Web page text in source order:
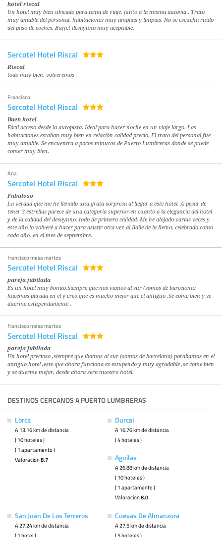
hotel riscal
Un hotel muy bien ubicado para tema de viaje, junto a la misma autovia . Trato
muy amable del personal, habitaciones muy amplias y limpias. No se escucha ruido
del paso de coches. Buffet desayuno muy aceptable.
Sercotel Hotel Riscal
Riscal
todo muy bien. volveremos
Francisco
Sercotel Hotel Riscal
Buen hotel
Fácil acceso desde la autopista. Ideal para hacer noche en un viaje largo. Las
habitaciones estaban muy bien en relación calidad-precio. El trato del personal fue
muy amable. Se encuentra a pocos minutos de Puerto Lumbreras donde se puede
comer muy bien.
Ana
Sercotel Hotel Riscal
Fabuloso
La verdad que me he llevado una grata sorpresa al llegar a este hotel. A pesar de
tener 3 estrellas parece de una categoría superior en cuanto a la elegancia del hotel
y de la calidad del desayuno, todo de primera calidad. Me he alojado varias veces y
este año lo volveré a hacer para asistir otra vez al Baile de la Reina, celebrado como
cada año, en el mes de septiembre.
francisco mesa martos
Sercotel Hotel Riscal
pareja jubilada
Es un hotel muy bonito.Siempre que nos vamos al sur (somos de barcelona)
hacemos parada en el y creo que es mucho mejor que el antiguo .Se come bien y se
duerme estupendamente .
francisco mesa martos
Sercotel Hotel Riscal
pareja jubilada
Un hotel precioso ,siempre que ibamos al sur (somos de barcelona) parabamos en el
antiguo hotel ,este que ahora funciona es estupendo y muy agradable ,se come bien
y se duerme mejor, desde ahora sera nuestro hotel.
DESTINOS CERCANOS A PUERTO LUMBRERAS
Lorca
A 13.16 km de distancia
( 10 hoteles )
( 1 apartamento )
Valoracion8.7
Durcal
A 16.76 km de distancia
( 4 hoteles )
Aguilas
A 26.88 km de distancia
( 10 hoteles )
( 1 apartamento )
Valoracion8.0
San Juan De Los Terreros
A 27.24 km de distancia
( 1 hotel )
Cuevas De Almanzora
A 27.5 km de distancia
( 5 hoteles )